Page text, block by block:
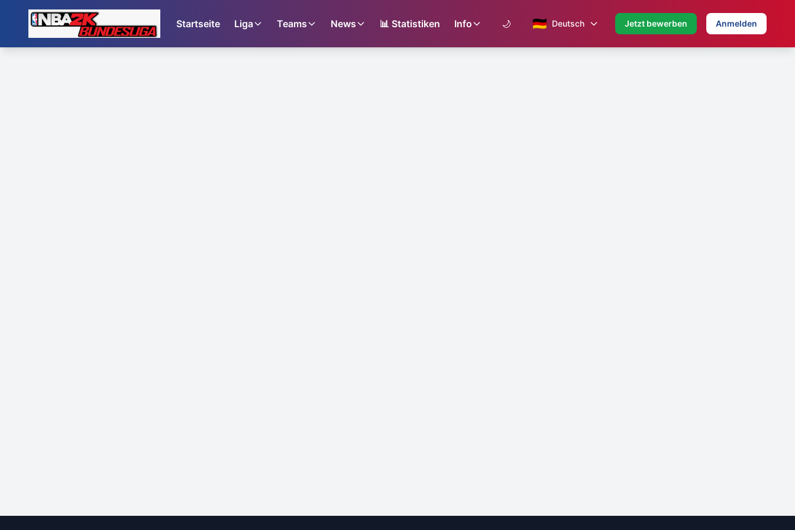
Startseite Liga Teams News 📊 Statistiken Info 🌙 🇩🇪 Deutsch Jetzt bewerben Anmelden